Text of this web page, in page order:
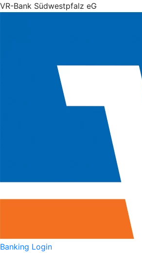
VR-Bank Südwestpfalz eG
Banking Login